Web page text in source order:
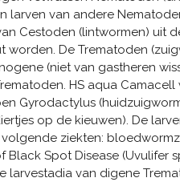
larven van andere
Cestoden (lintwormen) uit
worden. De Trematoden
(niet van gastheren
HS aqua
Gyrodactylus
op de kieuwen). De
ziekten:
Black Spot Disease (Uvulifer
larvestadia van digene